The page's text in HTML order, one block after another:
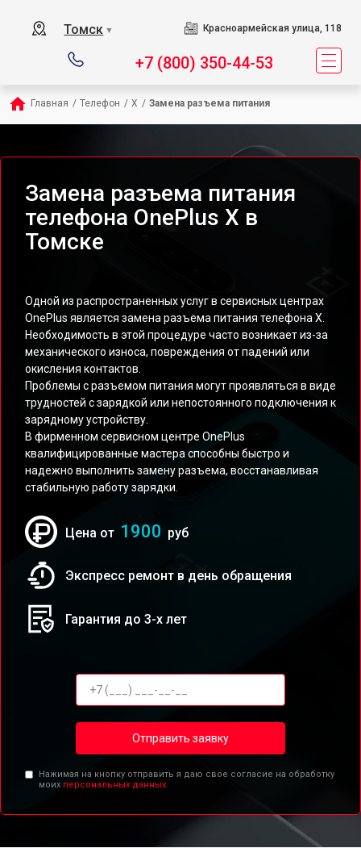
Томск ▼ Красноармейская улица, 118
+7 (800) 350-44-53
Главная / Телефон / X / Замена разъема питания
Замена разъема питания
телефона OnePlus X в
Томске
Одной из распространенных услуг в сервисных центрах
OnePlus является замена разъема питания телефона X.
Необходимость в этой процедуре часто возникает из-за
механического износа, повреждения от падений или
окисления контактов.
Проблемы с разъемом питания могут проявляться в виде
трудностей с зарядкой или непостоянного подключения к
зарядному устройству.
В фирменном сервисном центре OnePlus
квалифицированные мастера способны быстро и
надежно выполнить замену разъема, восстанавливая
стабильную работу зарядки.
Цена от 1900 руб
Экспресс ремонт в день обращения
Гарантия до 3-х лет
Отправить заявку
Нажимая на кнопку отправить я даю свое согласие на обработку
моих персональных данных.